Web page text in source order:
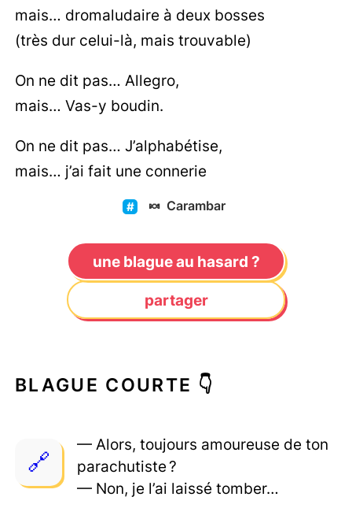
mais… dromaludaire à deux bosses
(très dur celui-là, mais trouvable)
On ne dit pas… Allegro,
mais… Vas-y boudin.
On ne dit pas… J’alphabétise,
mais… j’ai fait une connerie
🍬 Carambar
une blague au hasard ?
partager
BLAGUE COURTE 👇
— Alors, toujours amoureuse de ton
parachutiste ?
— Non, je l’ai laissé tomber…